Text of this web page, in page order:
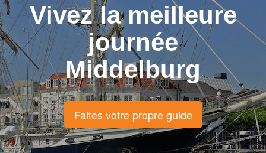
Vivez la meilleure
journée
Middelburg
Faites votre propre guide